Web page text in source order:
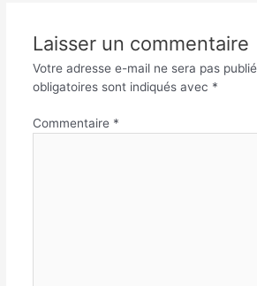
Laisser un commentaire
Votre adresse e-mail ne sera pas
obligatoires sont indiqués avec *
Commentaire *